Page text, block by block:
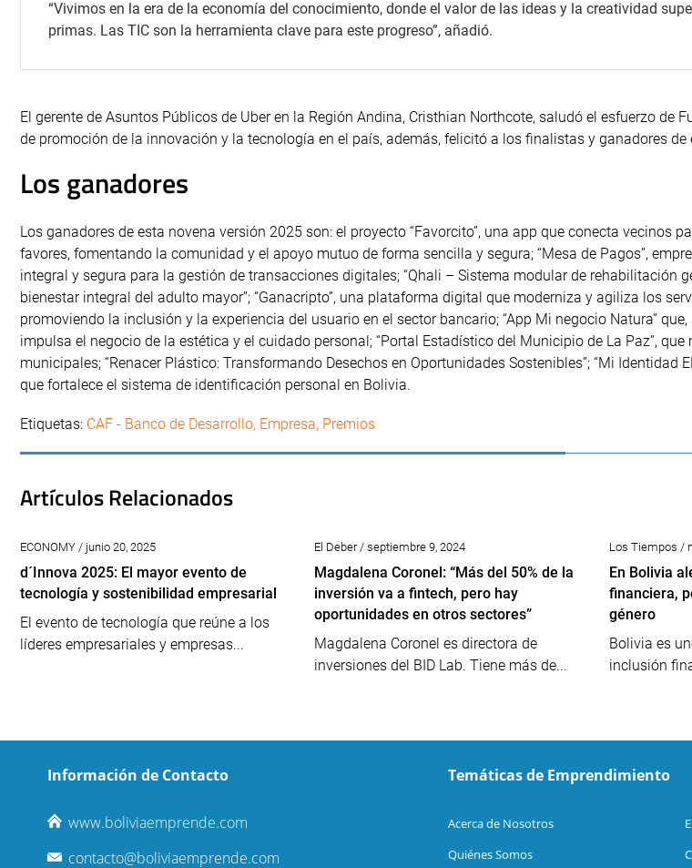
“Vivimos en la era de la economía del conocimiento, donde el valor de las ideas y la creatividad
primas. Las TIC son la herramienta clave para este progreso”, añadió.
El gerente de Asuntos Públicos de Uber en la Región Andina, Cristhian Northcote, saludó el esfuerzo de
de promoción de la innovación y la tecnología en el país, además, felicitó a los finalistas y ganadores de
Los ganadores
Los ganadores de esta novena versión 2025 son: el proyecto “Favorcito”, una app que conecta vecinos
favores, fomentando la comunidad y el apoyo mutuo de forma sencilla y segura; “Mesa de Pagos”,
integral y segura para la gestión de transacciones digitales; “Qhali – Sistema modular de rehabilitación
bienestar integral del adulto mayor”; “Ganacripto”, una plataforma digital que moderniza y agiliza los
promoviendo la inclusión y la experiencia del usuario en el sector bancario; “App Mi negocio Natura”
impulsa el negocio de la estética y el cuidado personal; “Portal Estadístico del Municipio de La Paz”,
municipales; “Renacer Plástico: Transformando Desechos en Oportunidades Sostenibles”; “Mi Identidad
que fortalece el sistema de identificación personal en Bolivia.
Etiquetas: CAF - Banco de Desarrollo, Empresa, Premios
Artículos Relacionados
ECONOMY / junio 20, 2025
d´Innova 2025: El mayor evento de
tecnología y sostenibilidad empresarial
El evento de tecnología que reúne a los
líderes empresariales y empresas...
El Deber / septiembre 9, 2024
Magdalena Coronel: “Más del 50% de la
inversión va a fintech, pero hay
oportunidades en otros sectores”
Magdalena Coronel es directora de
inversiones del BID Lab. Tiene más de...
Los Tiempos /
En Bolivia
financiera,
género
Bolivia es
inclusión
Información de Contacto
www.boliviaemprende.com
contacto@boliviaemprende.com
Temáticas de Emprendimiento
Acerca de Nosotros
Quiénes Somos